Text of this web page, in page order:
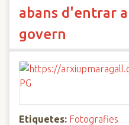
abans d'entrar
govern
Etiquetes: Fotografies